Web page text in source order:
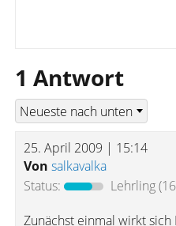
1 Antwort
25. April 2009 | 15:14
Von salkavalka
Status:
Lehrling
Zunächst einmal wirkt